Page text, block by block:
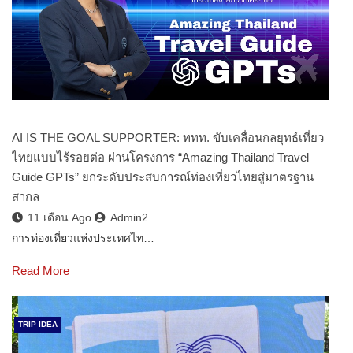
AI IS THE GOAL SUPPORTER: ททท. ขับเคลื่อนกลยุทธ์เที่ยว
ไทยแบบไร้รอยต่อ ผ่านโครงการ “Amazing Thailand Travel
Guide GPTs” ยกระดับประสบการณ์ท่องเที่ยวไทยสู่มาตรฐาน
สากล
11 เดือน Ago
Admin2
การท่องเที่ยวแห่งประเทศไท…
Read More
TRIP IDEA